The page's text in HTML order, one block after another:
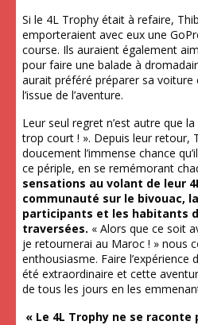
Si le 4L Trophy était à refaire,
emporteraient avec eux une
course. Ils auraient également
pour faire une balade à
aurait préféré préparer sa
l’issue de l’aventure.
Leur seul regret n’est autre que
trop court ! ». Depuis leur retour,
doucement l’immense chance
ce périple, en se remémorant
sensations au volant de leur
communauté sur le bivouac,
participants et les habitants
traversées. « Alors que ce soit
je retournerai au Maroc ! » nous
enthousiasme. Faire
été extraordinaire et cette
de tous les jours en les
« Le 4L Trophy ne se raconte